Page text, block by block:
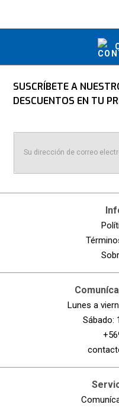
SUSCRÍBETE A
DESCUENTOS EN TU
Lunes a
Sábado: